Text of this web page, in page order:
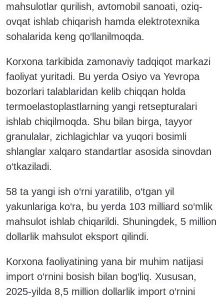
mahsulotlar qurilish, avtomobil sanoati, oziq-
ovqat ishlab chiqarish hamda elektrotexnika
sohalarida keng qo‘llanilmoqda.
Korxona tarkibida zamonaviy tadqiqot markazi
faoliyat yuritadi. Bu yerda Osiyo va Yevropa
bozorlari talablaridan kelib chiqqan holda
termoelastoplastlarning yangi retsepturalari
ishlab chiqilmoqda. Shu bilan birga, tayyor
granulalar, zichlagichlar va yuqori bosimli
shlanglar xalqaro standartlar asosida sinovdan
o‘tkaziladi.
58 ta yangi ish o‘rni yaratilib, o‘tgan yil
yakunlariga ko‘ra, bu yerda 103 milliard so‘mlik
mahsulot ishlab chiqarildi. Shuningdek, 5 million
dollarlik mahsulot eksport qilindi.
Korxona faoliyatining yana bir muhim natijasi
import o‘rnini bosish bilan bog‘liq. Xususan,
2025-yilda 8,5 million dollarlik import o‘rnini